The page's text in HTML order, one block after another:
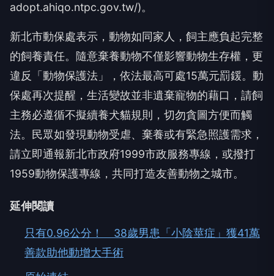
adopt.ahiqo.ntpc.gov.tw/)。
新北市動保處表示，動物如同家人，飼主應負起完整
的飼養責任。隨意棄養動物不僅影響動物生存權，更
違反「動物保護法」，依法最高可處15萬元罰鍰。動
保處再次提醒，生活變故並非遺棄寵物的藉口，請飼
主務必遵循不擬續養犬貓規則，切勿貪圖方便而觸
法。民眾如發現動物受虐、棄養或有緊急照護需求，
請立即通報新北市政府1999市政服務專線，或撥打
1959動物保護專線，共同打造友善動物之城市。
延伸閱讀
只有0.96公分！ 38歲男患「小陰莖症」獲41萬
善款助他動增大手術